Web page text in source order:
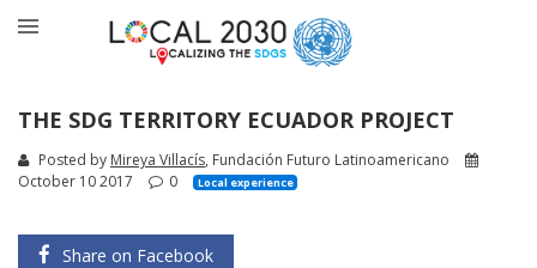
THE SDG TERRITORY ECUADOR PROJECT
Posted by Mireya Villacís, Fundación Futuro Latinoamericano
October 10 2017
0 Local experience
Share on Facebook